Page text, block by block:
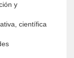
y
científica